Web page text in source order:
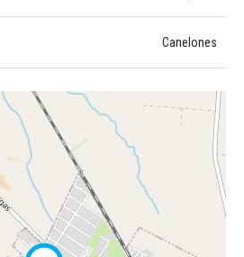
Canelones